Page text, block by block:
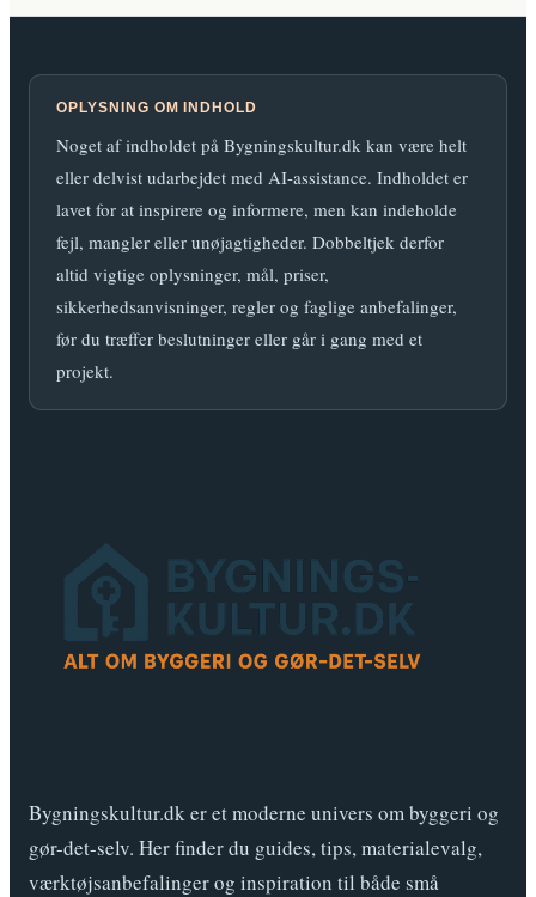
OPLYSNING OM INDHOLD
Noget af indholdet på Bygningskultur.dk kan være helt
eller delvist udarbejdet med AI-assistance. Indholdet er
lavet for at inspirere og informere, men kan indeholde
fejl, mangler eller unøjagtigheder. Dobbeltjek derfor
altid vigtige oplysninger, mål, priser,
sikkerhedsanvisninger, regler og faglige anbefalinger,
før du træffer beslutninger eller går i gang med et
projekt.
Bygningskultur.dk er et moderne univers om byggeri og
gør-det-selv. Her finder du guides, tips, materialevalg,
værktøjsanbefalinger og inspiration til både små